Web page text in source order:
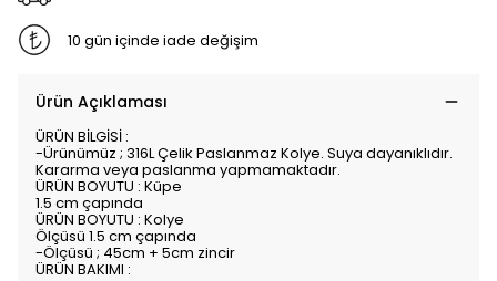
10 gün içinde iade değişim
Ürün Açıklaması
ÜRÜN BİLGİSİ :
-Ürünümüz ; 316L Çelik Paslanmaz Kolye. Suya dayanıklıdır.
Kararma veya paslanma yapmamaktadır.
ÜRÜN BOYUTU : Küpe
1.5 cm çapında
ÜRÜN BOYUTU : Kolye
Ölçüsü 1.5 cm çapında
-Ölçüsü ; 45cm + 5cm zincir
ÜRÜN BAKIMI :